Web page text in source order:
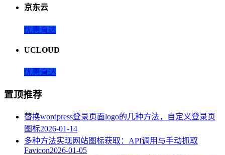
京东云
优惠直达
UCLOUD
优惠直达
置顶推荐
替换wordpress登录页面logo的几种方法，自定义登录页
图标2026-01-14
多种方法实现网站图标获取：API调用与手动抓取
Favicon2026-01-05